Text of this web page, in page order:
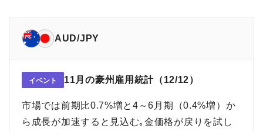
AUD/JPY
イベント 11月の豪州雇用統計（12/12）
市場では前期比0.7%増と4～6月期（0.4%増）か
ら成長が加速すると見込む｡金価格が戻りを試し